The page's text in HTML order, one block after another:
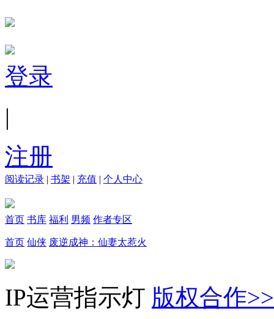
登录
|
注册
阅读记录 | 书架 | 充值 | 个人中心
首页 书库 福利 男频 作者专区
首页 仙侠 废逆成神：仙妻太惹火
IP运营指示灯 版权合作>>